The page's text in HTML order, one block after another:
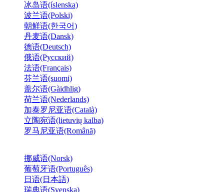
冰岛语(íslenska)
波兰语(Polski)
朝鲜语(한국어)
丹麦语(Dansk)
德语(Deutsch)
俄语(Русский)
法语(Français)
芬兰语(suomi)
盖尔语(Gàidhlig)
荷兰语(Nederlands)
加泰罗尼亚语(Català)
立陶宛语(lietuvių kalba)
罗马尼亚语(Română)
挪威语(Norsk)
葡萄牙语(Português)
日语(日本語)
瑞典语(Svenska)